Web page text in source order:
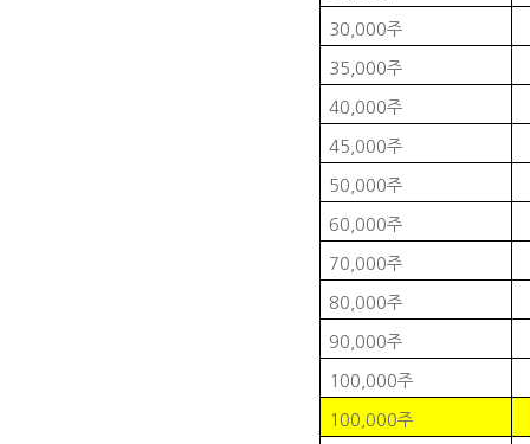
30,000주
35,000주
40,000주
45,000주
50,000주
60,000주
70,000주
80,000주
90,000주
100,000주
100,000주